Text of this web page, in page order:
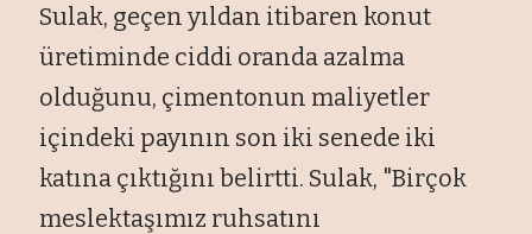
Sulak, geçen yıldan itibaren konut
üretiminde ciddi oranda azalma
olduğunu, çimentonun maliyetler
içindeki payının son iki senede iki
katına çıktığını belirtti. Sulak, "Birçok
meslektaşımız ruhsatını